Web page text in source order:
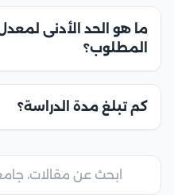
ما هو الحد الأدنى
المطلوب؟
كم تبلغ مدة الدراسة؟